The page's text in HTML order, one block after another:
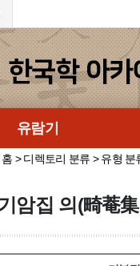
유람기
홈 > 디렉토리 분류 > 유형 분
암집 의(畸菴